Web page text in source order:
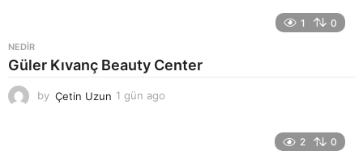
o
1 0
NEDIR
Güler Kıvanç Beauty Center
by Çetin Uzun 1 gün ago
2 0